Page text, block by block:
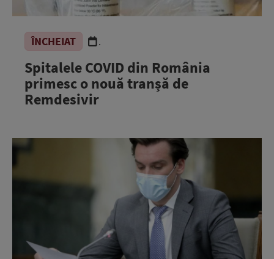
ÎNCHEIAT .
Spitalele COVID din România
primesc o nouă tranșă de
Remdesivir